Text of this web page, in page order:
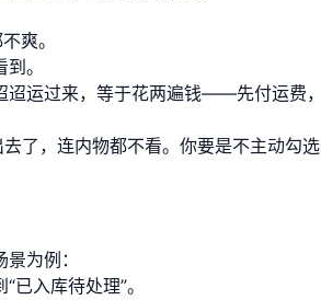
爽。
。
迢运过来，等于花两遍钱——先付运费，
了，连内物都不看。你要是不主动勾选
为例：
入库待处理”。